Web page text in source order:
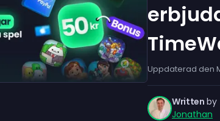
Uppdaterad den
Written by
Jonathan